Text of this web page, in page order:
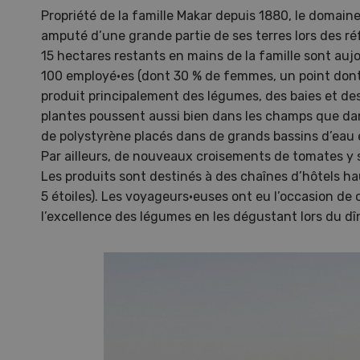
Propriété de la famille Makar depuis 1880, le
amputé d’une grande partie de ses terres lors des
15 hectares restants en mains de la famille sont
100 employé·es (dont 30 % de femmes, un point
produit principalement des légumes, des baies et
plantes poussent aussi bien dans les champs que
de polystyrène placés dans de grands bassins
Par ailleurs, de nouveaux croisements de tomates
Les produits sont destinés à des chaînes d’hôtels
5 étoiles). Les voyageurs·euses ont eu l’occasion
l’excellence des légumes en les dégustant lors du